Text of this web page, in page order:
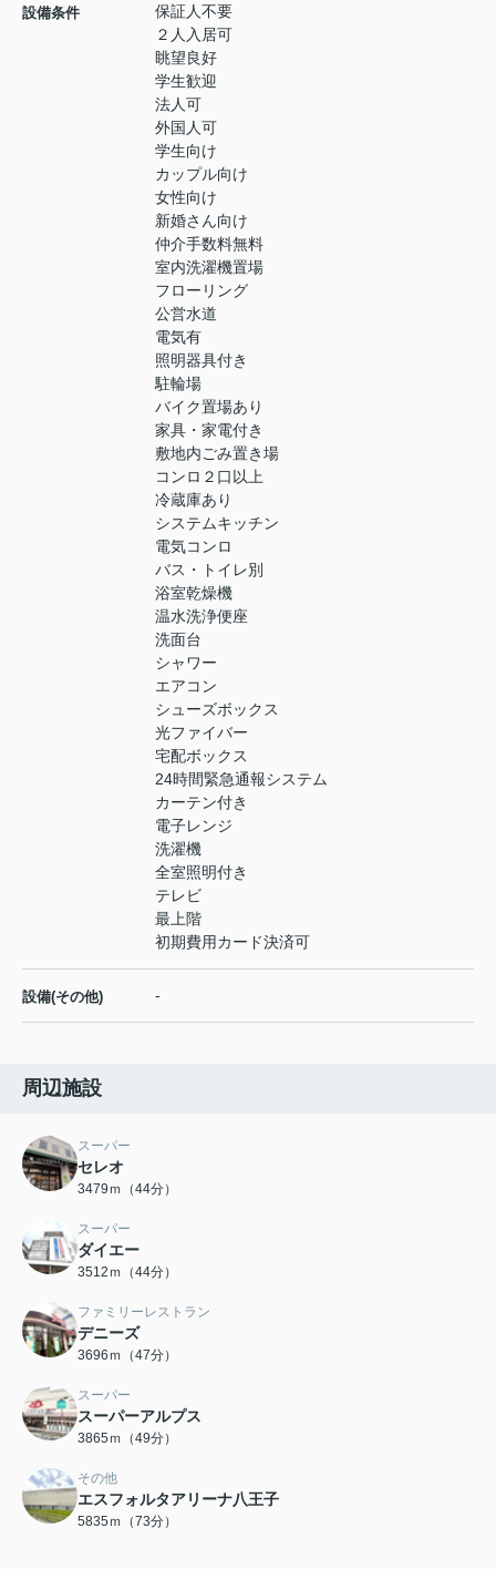
設備条件
保証人不要
２人入居可
眺望良好
学生歓迎
法人可
外国人可
学生向け
カップル向け
女性向け
新婚さん向け
仲介手数料無料
室内洗濯機置場
フローリング
公営水道
電気有
照明器具付き
駐輪場
バイク置場あり
家具・家電付き
敷地内ごみ置き場
コンロ２口以上
冷蔵庫あり
システムキッチン
電気コンロ
バス・トイレ別
浴室乾燥機
温水洗浄便座
洗面台
シャワー
エアコン
シューズボックス
光ファイバー
宅配ボックス
24時間緊急通報システム
カーテン付き
電子レンジ
洗濯機
全室照明付き
テレビ
最上階
初期費用カード決済可
設備(その他) -
周辺施設
スーパー
セレオ
3479ｍ（44分）
スーパー
ダイエー
3512ｍ（44分）
ファミリーレストラン
デニーズ
3696ｍ（47分）
スーパー
スーパーアルプス
3865ｍ（49分）
その他
エスフォルタアリーナ八王子
5835ｍ（73分）